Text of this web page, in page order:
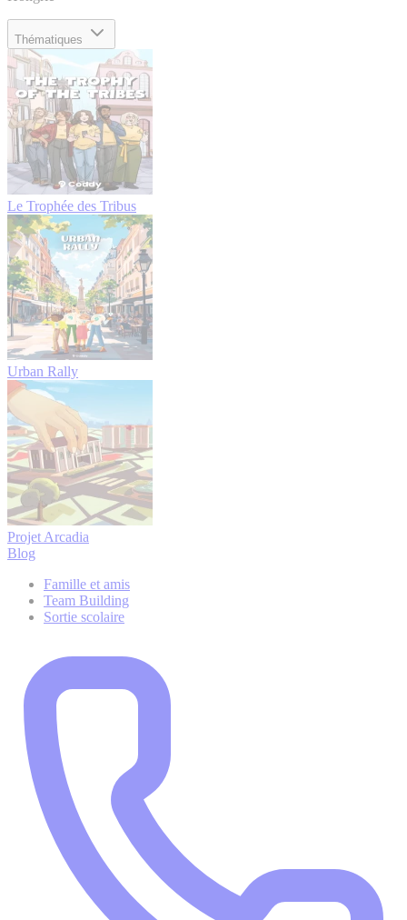
Thématiques
Le Trophée des Tribus
Urban Rally
Projet Arcadia
Blog
Famille et amis
Team Building
Sortie scolaire